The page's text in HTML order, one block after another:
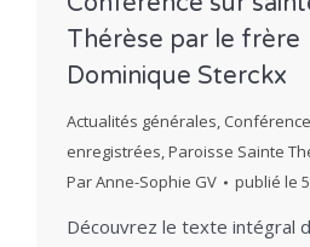
Thérèse par le frère
Dominique Sterckx
Actualités générales,
enregistrées,Paroisse Sainte
ParAnne-Sophie GV publié le
Découvrez le texte intégral